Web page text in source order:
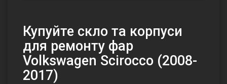
Купуйте скло та корпуси
для ремонту фар
Volkswagen Scirocco (2008-
2017)